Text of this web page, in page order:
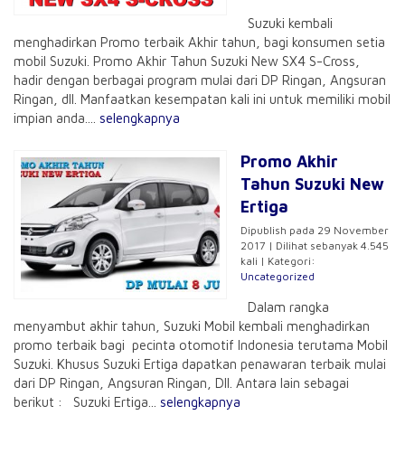
Suzuki kembali
menghadirkan Promo terbaik Akhir tahun, bagi konsumen setia
mobil Suzuki. Promo Akhir Tahun Suzuki New SX4 S-Cross,
hadir dengan berbagai program mulai dari DP Ringan, Angsuran
Ringan, dll. Manfaatkan kesempatan kali ini untuk memiliki mobil
impian anda.... selengkapnya
Promo Akhir
Tahun Suzuki New
Ertiga
Dipublish pada 29 November
2017 | Dilihat sebanyak 4.545
kali | Kategori:
Uncategorized
Dalam rangka
menyambut akhir tahun, Suzuki Mobil kembali menghadirkan
promo terbaik bagi pecinta otomotif Indonesia terutama Mobil
Suzuki. Khusus Suzuki Ertiga dapatkan penawaran terbaik mulai
dari DP Ringan, Angsuran Ringan, Dll. Antara lain sebagai
berikut : Suzuki Ertiga... selengkapnya